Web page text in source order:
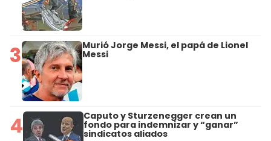
3 Murió Jorge Messi, el papá de Lionel
Messi
4 Caputo y Sturzenegger crean un
fondo para indemnizar y “ganar”
sindicatos aliados